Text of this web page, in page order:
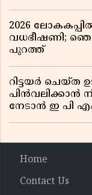
2026
വധഭീഷണി;
പുറത്ത്
റിട്ടയർ
നേടാൻ ഇ പി
Home
Contact Us